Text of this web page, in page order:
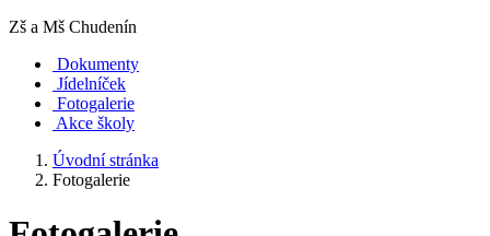
Zš a Mš Chudenín
Dokumenty
Jídelníček
Fotogalerie
Akce školy
Úvodní stránka
Fotogalerie